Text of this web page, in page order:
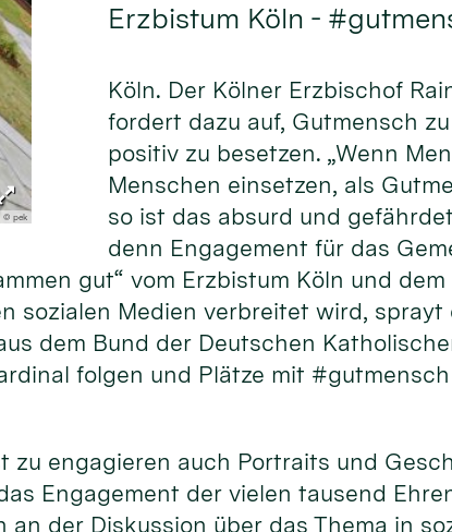
© pek
Erzbistum Köln -
Köln. Der Kölner Erzbischof
fordert dazu auf, Gutmensch
positiv zu besetzen. „Wenn
Menschen einsetzen, als
so ist das absurd und
denn Engagement für das
gut“ vom Erzbistum Köln und
sozialen Medien verbreitet wird,
dem Bund der Deutschen
folgen und Plätze mit
engagieren auch Portraits und
Engagement der vielen tausend
der Diskussion über das Thema in